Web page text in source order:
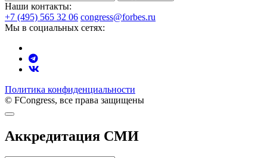
Наши контакты:
+7 (495) 565 32 06 congress@forbes.ru
Мы в социальных сетях:
Политика конфиденциальности
© FCongress, все права защищены
Аккредитация СМИ